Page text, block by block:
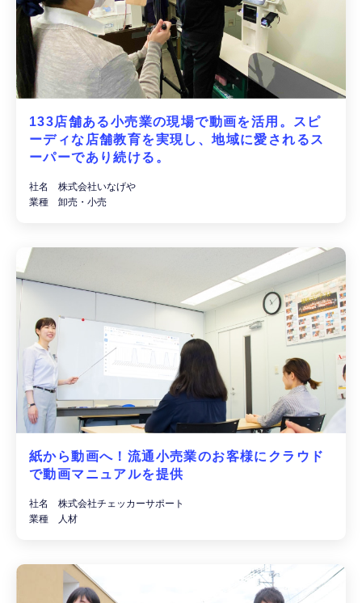
133店舗ある小売業の現場で動画を活用。スピ
ーディな店舗教育を実現し、地域に愛されるス
ーパーであり続ける。
社名 株式会社いなげや
業種 卸売・小売
紙から動画へ！流通小売業のお客様にクラウド
で動画マニュアルを提供
社名 株式会社チェッカーサポート
業種 人材